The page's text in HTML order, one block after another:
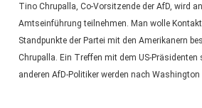
Tino Chrupalla, Co-Vorsitzende der AfD, wird
Amtseinführung teilnehmen. Man wolle
Standpunkte der Partei mit den Amerikanern
Chrupalla. Ein Treffen mit dem US-Präsidenten
anderen AfD-Politiker werden nach Washington